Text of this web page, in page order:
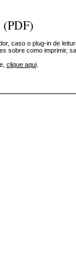
(PDF)
caso o plug-in de
sobre como imprimir,
clique aqui.